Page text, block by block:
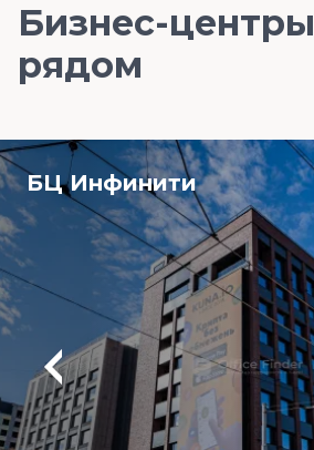
Бизнес-центры
рядом
БЦ Инфинити